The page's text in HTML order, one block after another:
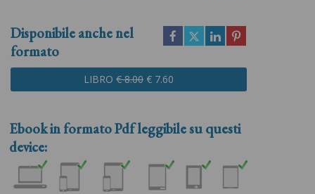
Disponibile anche nel
formato
LIBRO € 8.00 € 7.60
Ebook in formatoPdfleggibile su questi
device: